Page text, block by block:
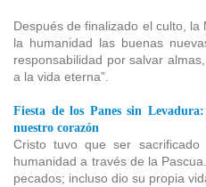
Después de finalizado el culto,
la humanidad las buenas
responsabilidad por salvar
a la vida eterna”.
Fiesta de los Panes sin
nuestro corazón
Cristo tuvo que ser
humanidad a través de la
pecados; incluso dio su propia